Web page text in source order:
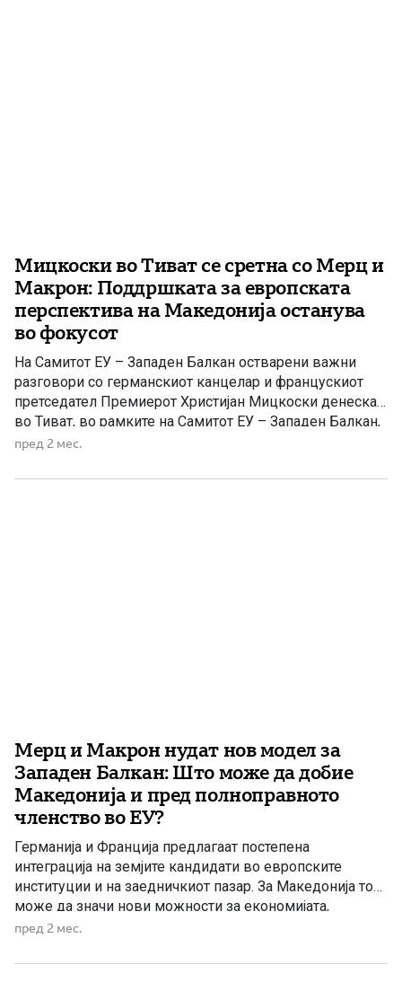
Мицкоски во Тиват се сретна со Мерц и
Макрон: Поддршката за европската
перспектива на Македонија останува
во фокусот
На Самитот ЕУ – Западен Балкан остварени важни
разговори со германскиот канцелар и францускиот
претседател Премиерот Христијан Мицкоски денеска
во Тиват, во рамките на Самитот ЕУ – Западен Балкан,
оствари средби со германскиот канцелар Фридрих
при што во фокусот на разговорите беа европската
пред 2 мес.
Мерц и Макрон нудат нов модел за
Западен Балкан: Што може да добие
Македонија и пред полноправното
членство во ЕУ?
Германија и Франција предлагаат постепена
интеграција на земјите кандидати во европските
институции и на заедничкиот пазар. За Македонија тоа
може да значи нови можности за економијата,
инвестициите и политичкото позиционирање во
Германија и Франција, како две од највлијателните
пред 2 мес.